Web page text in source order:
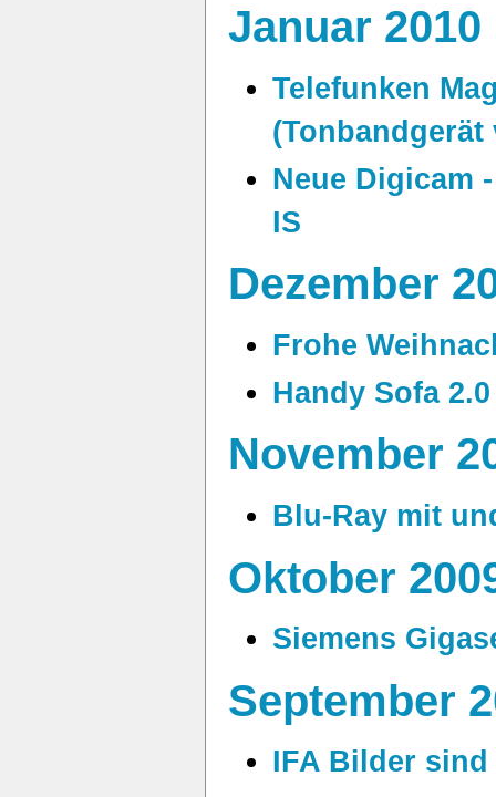
Januar 2010
Telefunken
(Tonbandgerät
Neue Digicam
IS
Dezember
Frohe
Handy Sofa 2.0
November
Blu-Ray mit
Oktober
Siemens
September
IFA Bilder